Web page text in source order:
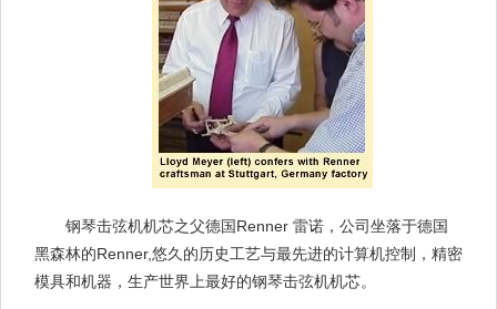
钢琴击弦机机芯之父德国Renner 雷诺，公司坐落于德国
黑森林的Renner,悠久的历史工艺与最先进的计算机控制，精密
模具和机器，生产世界上最好的钢琴击弦机机芯。